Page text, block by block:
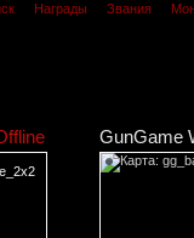
Награды Звания
GunGame